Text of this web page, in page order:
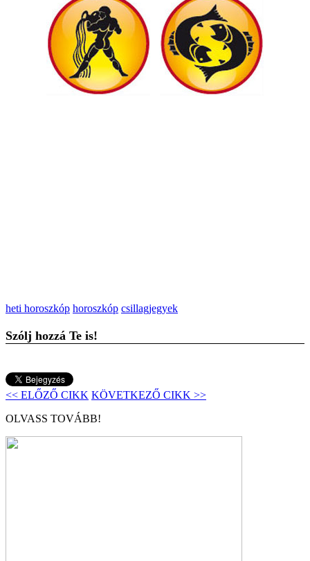
heti horoszkóp horoszkóp csillagjegyek
Szólj hozzá Te is!
<< ELŐZŐ CIKK KÖVETKEZŐ CIKK >>
OLVASS TOVÁBB!